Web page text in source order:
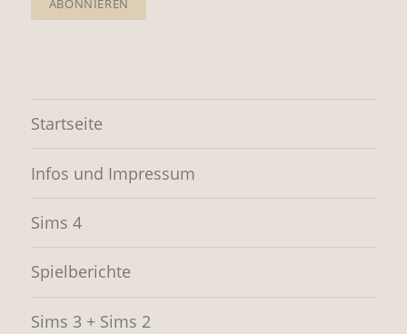
ABONNIEREN
Startseite
Infos und Impressum
Sims 4
Spielberichte
Sims 3 + Sims 2